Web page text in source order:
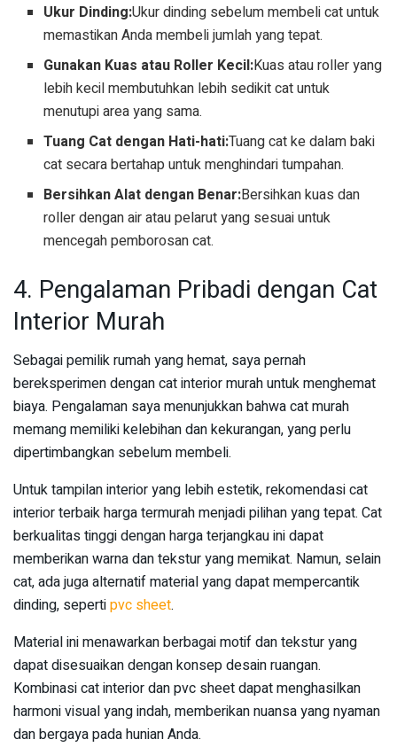
Ukur Dinding:Ukur dinding sebelum membeli cat untuk
memastikan Anda membeli jumlah yang tepat.
Gunakan Kuas atau Roller Kecil:Kuas atau roller yang
lebih kecil membutuhkan lebih sedikit cat untuk
menutupi area yang sama.
Tuang Cat dengan Hati-hati:Tuang cat ke dalam baki
cat secara bertahap untuk menghindari tumpahan.
Bersihkan Alat dengan Benar:Bersihkan kuas dan
roller dengan air atau pelarut yang sesuai untuk
mencegah pemborosan cat.
4. Pengalaman Pribadi dengan Cat
Interior Murah
Sebagai pemilik rumah yang hemat, saya pernah
bereksperimen dengan cat interior murah untuk menghemat
biaya. Pengalaman saya menunjukkan bahwa cat murah
memang memiliki kelebihan dan kekurangan, yang perlu
dipertimbangkan sebelum membeli.
Untuk tampilan interior yang lebih estetik, rekomendasi cat
interior terbaik harga termurah menjadi pilihan yang tepat. Cat
berkualitas tinggi dengan harga terjangkau ini dapat
memberikan warna dan tekstur yang memikat. Namun, selain
cat, ada juga alternatif material yang dapat mempercantik
dinding, sepertipvc sheet.
Material ini menawarkan berbagai motif dan tekstur yang
dapat disesuaikan dengan konsep desain ruangan.
Kombinasi cat interior dan pvc sheet dapat menghasilkan
harmoni visual yang indah, memberikan nuansa yang nyaman
dan bergaya pada hunian Anda.